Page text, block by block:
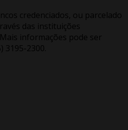
credenciados, ou parcelado
das instituições
informações pode ser
3195-2300.